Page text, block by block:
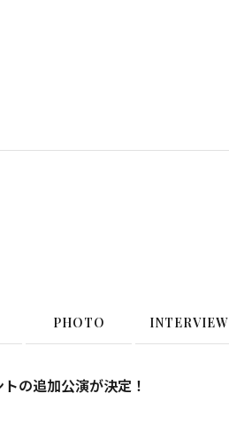
PHOTO INTERVIEW
の追加公演が決定！